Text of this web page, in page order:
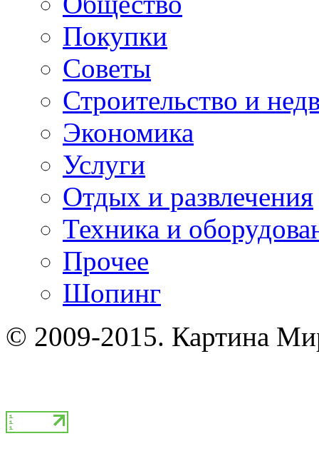
Покупки
Советы
Строительство и
Экономика
Услуги
Отдых и развлечения
Техника и
Прочее
Шопинг
© 2009-2015. Картина